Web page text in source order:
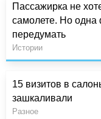
Пассажирка не
самолете. Но одна
передумать
Истории
15 визитов в
зашкаливали
Разное